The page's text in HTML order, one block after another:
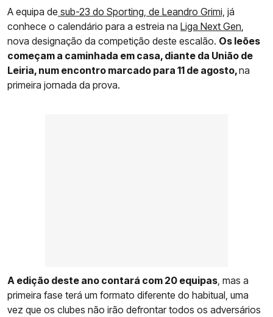
A equipa de sub-23 do Sporting, de Leandro Grimi, já
conhece o calendário para a estreia na Liga Next Gen
nova designação da competição deste escalão. Os leões
começam a caminhada em casa, diante da União de
Leiria, num encontro marcado para 11 de agosto,na
primeira jornada da prova.
A edição deste ano contará com 20 equipas , mas a
primeira fase terá um formato diferente do habitual, uma
vez que os clubes não irão defrontar todos os adversários